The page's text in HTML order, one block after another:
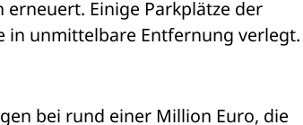
Einige Parkplätze der
in unmittelbare Entfernung verlegt.
bei rund einer Million Euro, die